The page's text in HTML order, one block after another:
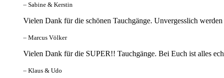
– Sabine & Kerstin
Vielen Dank für die schönen Tauchgänge. Unvergesslich
– Marcus Völker
Vielen Dank für die SUPER!! Tauchgänge. Bei Euch ist alles
– Klaus & Udo